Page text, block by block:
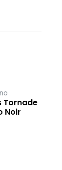
Tornade
Noir